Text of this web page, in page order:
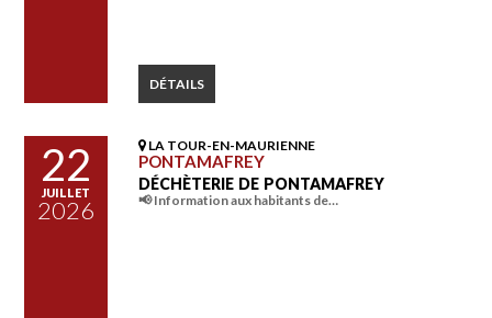
DÉTAILS
22
JUILLET
2026
LA TOUR-EN-MAURIENNE
PONTAMAFREY
DÉCHÈTERIE DE PONTAMAFREY
📢 Information aux habitants de…